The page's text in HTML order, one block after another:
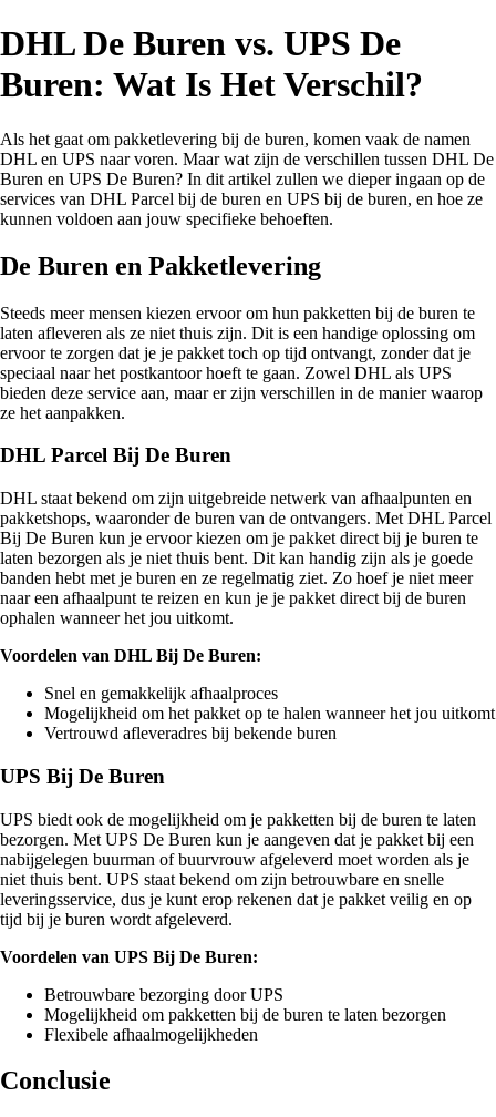
DHL De Buren vs. UPS De
Buren: Wat Is Het Verschil?
Als het gaat om pakketlevering bij de buren, komen vaak de namen
DHL en UPS naar voren. Maar wat zijn de verschillen tussen DHL De
Buren en UPS De Buren? In dit artikel zullen we dieper ingaan op de
services van DHL Parcel bij de buren en UPS bij de buren, en hoe ze
kunnen voldoen aan jouw specifieke behoeften.
De Buren en Pakketlevering
Steeds meer mensen kiezen ervoor om hun pakketten bij de buren te
laten afleveren als ze niet thuis zijn. Dit is een handige oplossing om
ervoor te zorgen dat je je pakket toch op tijd ontvangt, zonder dat je
speciaal naar het postkantoor hoeft te gaan. Zowel DHL als UPS
bieden deze service aan, maar er zijn verschillen in de manier waarop
ze het aanpakken.
DHL Parcel Bij De Buren
DHL staat bekend om zijn uitgebreide netwerk van afhaalpunten en
pakketshops, waaronder de buren van de ontvangers. Met DHL Parcel
Bij De Buren kun je ervoor kiezen om je pakket direct bij je buren te
laten bezorgen als je niet thuis bent. Dit kan handig zijn als je goede
banden hebt met je buren en ze regelmatig ziet. Zo hoef je niet meer
naar een afhaalpunt te reizen en kun je je pakket direct bij de buren
ophalen wanneer het jou uitkomt.
Voordelen van DHL Bij De Buren:
Snel en gemakkelijk afhaalproces
Mogelijkheid om het pakket op te halen wanneer het jou uitkomt
Vertrouwd afleveradres bij bekende buren
UPS Bij De Buren
UPS biedt ook de mogelijkheid om je pakketten bij de buren te laten
bezorgen. Met UPS De Buren kun je aangeven dat je pakket bij een
nabijgelegen buurman of buurvrouw afgeleverd moet worden als je
niet thuis bent. UPS staat bekend om zijn betrouwbare en snelle
leveringsservice, dus je kunt erop rekenen dat je pakket veilig en op
tijd bij je buren wordt afgeleverd.
Voordelen van UPS Bij De Buren:
Betrouwbare bezorging door UPS
Mogelijkheid om pakketten bij de buren te laten bezorgen
Flexibele afhaalmogelijkheden
Conclusie